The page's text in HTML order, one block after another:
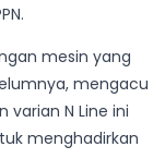
mesin yang
mengacu
varian N Line ini
menghadirkan